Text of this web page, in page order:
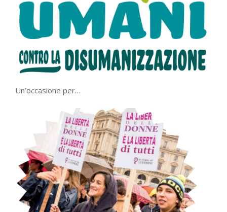
Un’occasione per…